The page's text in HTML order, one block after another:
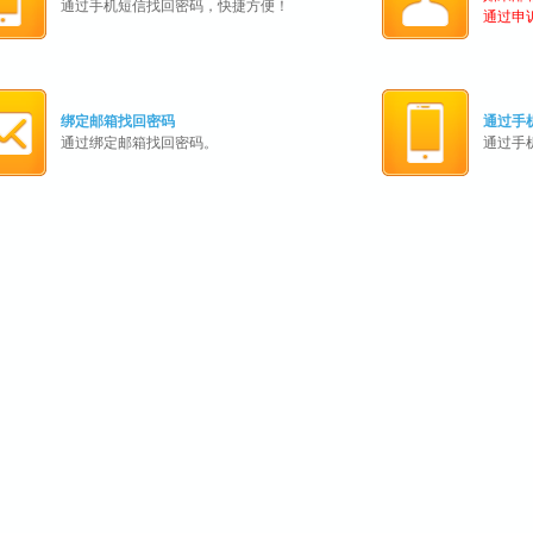
通过手机短信找回密码，快捷方便！
通过申
绑定邮箱找回密码
通过绑定邮箱找回密码。
通过手
通过手